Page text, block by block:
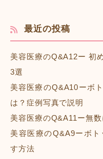
最近の投稿
美容医療のQ&A12ー 初
3選
美容医療のQ&A10ーボ
は？症例写真で説明
美容医療のQ&A11ー無
美容医療のQ&A9ーボ
す方法